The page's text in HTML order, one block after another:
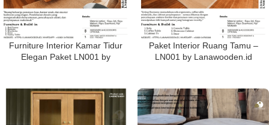
Furniture Interior Kamar Tidur
Elegan Paket LN001 by
Paket Interior Ruang Tamu –
LN001 by Lanawooden.id